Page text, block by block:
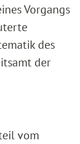
Vorgangs
des
der
vom